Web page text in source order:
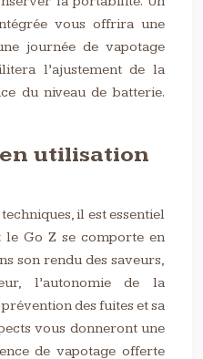
vous offrira une
journée de vapotage
l’ajustement de la
du niveau de batterie.
utilisation
il est essentiel
le Go Z se comporte en
son rendu des saveurs,
l’autonomie de la
des fuites et sa
vous donneront une
de vapotage offerte